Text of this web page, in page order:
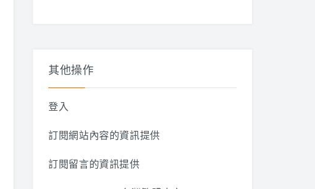
其他操作
登入
訂閱網站內容的資訊提供
訂閱留言的資訊提供